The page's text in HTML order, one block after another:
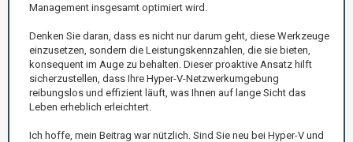
Management insgesamt optimiert wird.
Denken Sie daran, dass es nicht nur darum geht, diese Werkzeuge
einzusetzen, sondern die Leistungskennzahlen, die sie bieten,
konsequent im Auge zu behalten. Dieser proaktive Ansatz hilft
sicherzustellen, dass Ihre Hyper-V-Netzwerkumgebung
reibungslos und effizient läuft, was Ihnen auf lange Sicht das
Leben erheblich erleichtert.
Ich hoffe, mein Beitrag war nützlich. Sind Sie neu bei Hyper-V und